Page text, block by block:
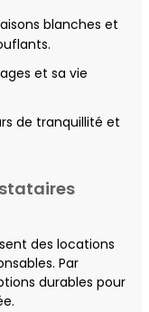
blanches et
et sa vie
de tranquillité et
des locations
Par
durables pour